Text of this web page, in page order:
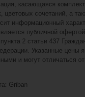
касающаяся
цветовых сочетаний, а
информационный
публичной
2 статьи 437
Указанные цены
и могут отличаться
Griban